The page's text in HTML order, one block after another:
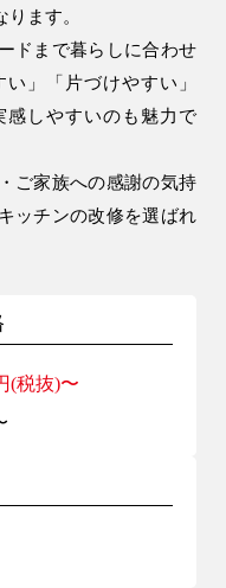
ます。
ドまで暮らしに合わせ
」「片づけやすい」
感しやすいのも魅力で
ご家族への感謝の気持
ッチンの改修を選ばれ
(税抜)〜
ス
ン